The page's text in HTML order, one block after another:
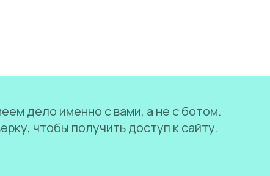
дело именно с вами, а не с ботом.
чтобы получить доступ к сайту.